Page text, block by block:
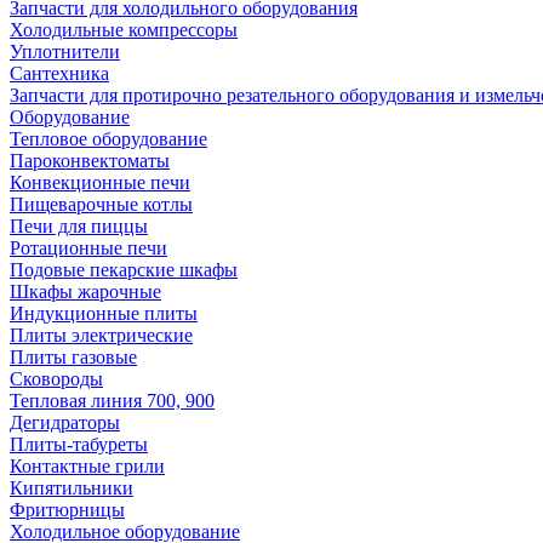
Запчасти для холодильного оборудования
Холодильные компрессоры
Уплотнители
Сантехника
Запчасти для протирочно резательного оборудования и
Оборудование
Тепловое оборудование
Пароконвектоматы
Конвекционные печи
Пищеварочные котлы
Печи для пиццы
Ротационные печи
Подовые пекарские шкафы
Шкафы жарочные
Индукционные плиты
Плиты электрические
Плиты газовые
Сковороды
Тепловая линия 700, 900
Дегидраторы
Плиты-табуреты
Контактные грили
Кипятильники
Фритюрницы
Холодильное оборудование